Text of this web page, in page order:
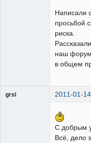
Написали
просьбой
риска.
наш форум
в общем
grsl 2011-01-
С добрым
Всё, дело